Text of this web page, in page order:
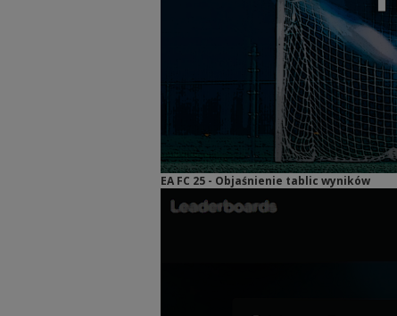
EA FC 25 - Objaśnienie tablic wyników